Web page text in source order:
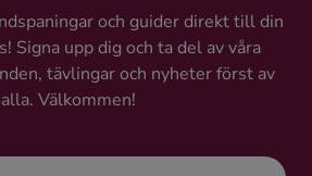
och guider direkt till din
Signa upp dig och ta del av våra
tävlingar och nyheter först av
alla. Välkommen!